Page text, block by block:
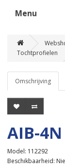
Menu
Tochtprofielen
Omschrijving
AIB-
Model: 112292
Beschikbaarheid: